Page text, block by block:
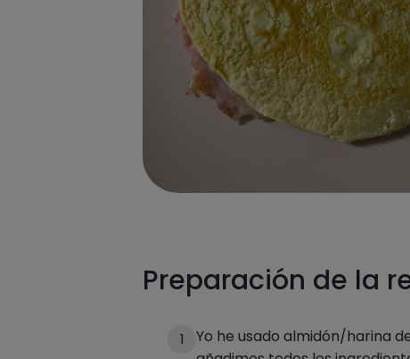
Preparación de la
1
Yo he usado almidón/harina